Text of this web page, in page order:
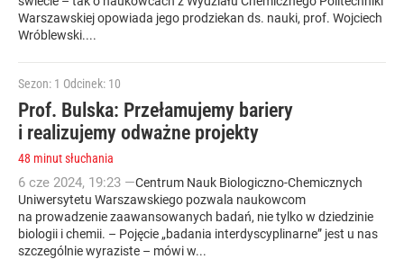
Warszawskiej opowiada jego prodziekan ds. nauki, prof. Wojciech
Wróblewski....
Sezon: 1 Odcinek: 10
Prof. Bulska: Przełamujemy bariery
i realizujemy odważne projekty
48 minut słuchania
6 cze 2024, 19:23 —Centrum Nauk Biologiczno-Chemicznych
Uniwersytetu Warszawskiego pozwala naukowcom
na prowadzenie zaawansowanych badań, nie tylko w dziedzinie
biologii i chemii. – Pojęcie „badania interdyscyplinarne” jest u nas
szczególnie wyraziste – mówi w...